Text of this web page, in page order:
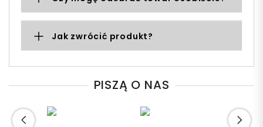
Jak zwrócić produkt?
PISZĄ O NAS